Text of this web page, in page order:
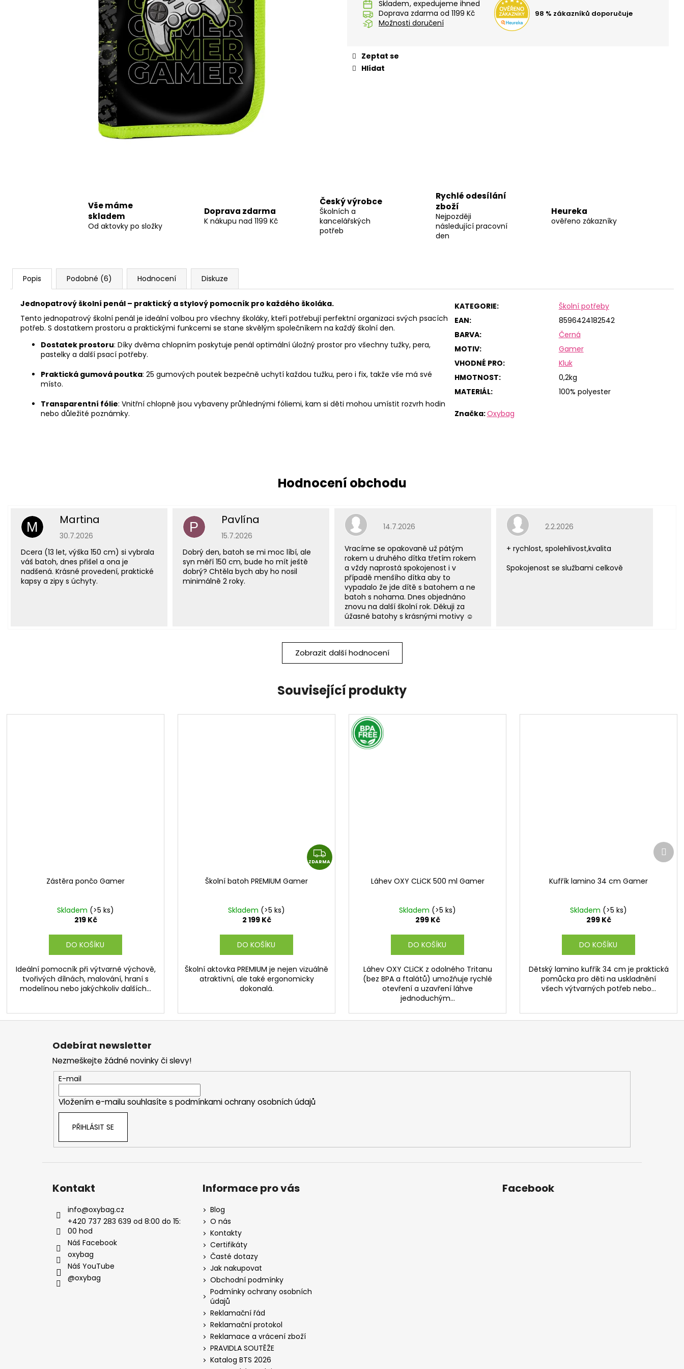
Skladem
Doprava zdarma od 1199 Kč
Možnosti doručení
98 % zákazníků doporučuje
Zeptat se
Hlídat
Vše máme
skladem
Od aktovky po složky
Doprava zdarma
K nákupu nad 1199 Kč
Český výrobce
Školních a
kancelářských
potřeb
Rychlé odesílání
zboží
Nejpozději
následující pracovní
den
Heureka
ověřeno zákazníky
Popis Podobné (6) Hodnocení Diskuze
KATEGORIE:
Školní potřeby
EAN:
8596424182542
BARVA:
Černá
MOTIV:
Gamer
VHODNÉ PRO:
Kluk
HMOTNOST:
0,2kg
MATERIÁL: 100% polyester
Značka:Oxybag
Jednopatrový školní penál – praktický a stylový pomocník pro každého školáka.
Tento jednopatrový školní penál je ideální volbou pro všechny školáky, kteří potřebují perfektní organizaci svých psacích
potřeb. S dostatkem prostoru a praktickými funkcemi se stane skvělým společníkem na každý školní den.
Dostatek prostoru: Díky dvěma chlopním poskytuje penál optimální úložný prostor pro všechny tužky, pera,
pastelky a další psací potřeby.
Praktická gumová poutka: 25 gumových poutek bezpečně uchytí každou tužku, pero i fix, takže vše má své
místo.
Transparentní fólie: Vnitřní chlopně jsou vybaveny průhlednými fóliemi, kam si děti mohou umístit rozvrh hodin
nebo důležité poznámky.
M Martina
Hodnocení obchodu je 5 z 5 hvězdiček.
30.7.2026
Dcera (13 let, výška 150 cm) si vybrala
váš batoh, dnes přišel a ona je
nadšená. Krásné provedení, praktické
kapsy a zipy s úchyty.
P Pavlína
Hodnocení obchodu je 5 z 5 hvězdiček.
15.7.2026
Dobrý den, batoh se mi moc líbí, ale
syn měří 150 cm, bude ho mít ještě
dobrý? Chtěla bych aby ho nosil
minimálně 2 roky.
Hodnocení obchodu je 5 z 5 hvězdiček.
14.7.2026
Vracíme se opakovaně už pátým
rokem u druhého dítka třetím rokem
a vždy naprostá spokojenost i v
případě menšího dítka aby to
vypadalo že jde dítě s batohem a ne
batoh s nohama. Dnes objednáno
znovu na další školní rok. Děkuji za
úžasné batohy s krásnými motivy ☺️
Hodnocení obchodu je 5 z 5 hvězdiček.
2.2.2026
+ rychlost, spolehlivost,kvalita
Spokojenost se službami celkově
Zobrazit další hodnocení
Související produkty
Zástěra pončo Gamer
Skladem (>5 ks)
219 Kč
DO KOŠÍKU
Ideální pomocník při výtvarné výchově,
tvořivých dílnách, malování, hraní s
modelínou nebo jakýchkoliv dalších...
Z
D
ZDARMA
Školní batoh PREMIUM Gamer
Skladem (>5 ks)
2 199 Kč
DO KOŠÍKU
Školní aktovka PREMIUM je nejen vizuálně
atraktivní, ale také ergonomicky
dokonalá.
Láhev OXY CLiCK 500 ml Gamer
Skladem (>5 ks)
299 Kč
DO KOŠÍKU
Láhev OXY CLiCK z odolného Tritanu
(bez BPA a ftalátů) umožňuje rychlé
otevření a uzavření láhve
jednoduchým...
Kufřík lamino 34 cm Gamer
Skladem (>5 ks)
299 Kč
DO KOŠÍKU
Dětský lamino kufřík 34 cm je praktická
pomůcka pro děti na uskladnění
všech výtvarných potřeb nebo...
Další
STUDENTSKÝ BATOH OXY SCOOLER
KUFŘÍK LAMINO 34 CM KOLIBŘÍK FIALOVÝ
299 Kč
LÁHEV OXY CLICK 600 ML GALAXY
299 Kč
Z
Odebírat newsletter
Nezmeškejte žádné novinky či slevy!
E-mail
Vložením e-mailu souhlasíte s podmínkami ochrany osobních údajů
PŘIHLÁSIT SE
Kontakt
info@oxybag.cz
+420 737 283 639 od 8:00 do 15:
00 hod
Náš Facebook
oxybag
Náš YouTube
@oxybag
Informace pro vás
Blog
O nás
Kontakty
Certifikáty
Časté dotazy
Jak nakupovat
Obchodní podmínky
Podmínky ochrany osobních
údajů
Reklamační řád
Reklamační protokol
Reklamace a vrácení zboží
PRAVIDLA SOUTĚŽE
Katalog BTS 2026
Facebook